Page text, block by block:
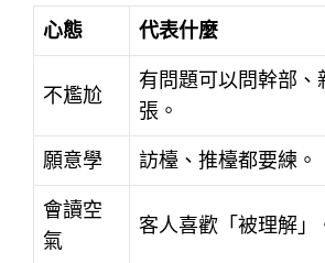
心態 代表什麼
不尷尬
有問題可以問幹部、
張。
願意學 訪檯、推檯都要練。
會讀空
氣
客人喜歡「被理解」